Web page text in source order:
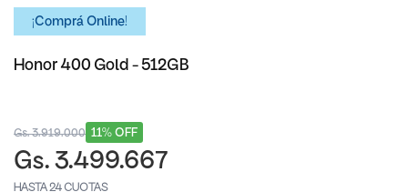
¡Comprá Online!
Honor 400 Gold - 512GB
11% OFF
Gs. 3.919.000
Gs. 3.499.667
HASTA 24 CUOTAS